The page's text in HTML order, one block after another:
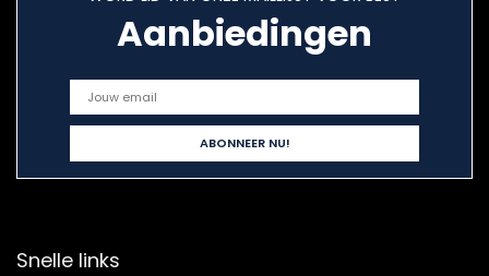
Aanbiedingen
Snelle links